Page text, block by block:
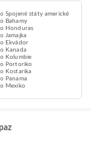
Spojené státy americké
Bahamy
Honduras
Jamajka
Ekvádor
Kanada
Kolumbie
Portoriko
Kostarika
Panama
Mexiko